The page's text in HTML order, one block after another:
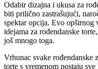
Odabir dizajna i ukusa za
biti prilično zastrašujući,
spektar opcija. Evo
idejama za rođendanske
još mnogo toga.
Vrhunac svake rođendanske
torte s vremenom postaju